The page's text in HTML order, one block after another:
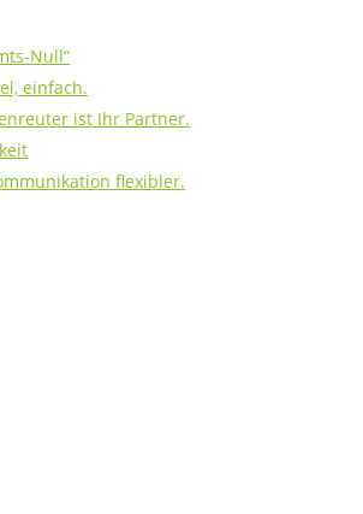
Null“
einfach.
ist Ihr Partner.
flexibler.